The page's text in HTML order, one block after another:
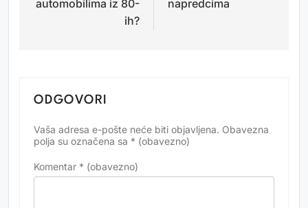
automobilima iz 80-
ih?
napredcima
ODGOVORI
Vaša adresa e-pošte neće biti objavljena. Obavezna
polja su označena sa * (obavezno)
Komentar * (obavezno)
Alternative: